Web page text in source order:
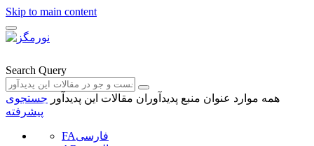
Skip to main content
Search Query
همه موارد عنوان منبع پدیدآوران مقالات این پدیدآور جستجوی
پیشرفته
FAفارسی